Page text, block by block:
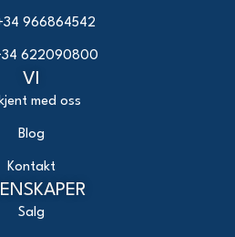
VI
med oss
Blog
Kontakt
Salg
966864542
622090800